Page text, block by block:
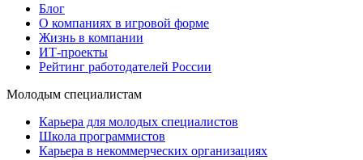
Блог
О компаниях в игровой форме
Жизнь в компании
ИТ-проекты
Рейтинг работодателей России
Молодым специалистам
Карьера для молодых специалистов
Школа программистов
Карьера в некоммерческих организациях